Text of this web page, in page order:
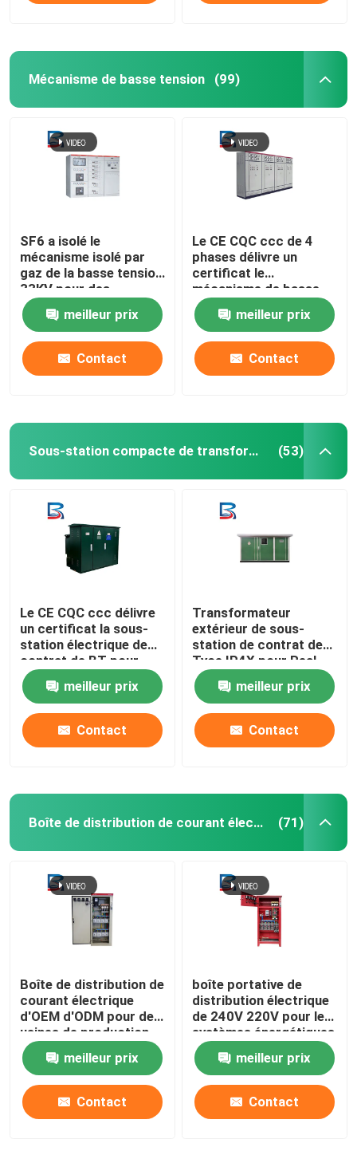
Mécanisme de basse tension (99)
SF6 a isolé le
mécanisme isolé par
gaz de la basse tension
33KV pour des
systèmes de
distributionmeilleur prix
Contact
Le CE CQC ccc de 4
phases délivre un
certificat le
mécanisme de basse
tension de BT pour des
centres de traitement
des données
meilleur prix
Contact
Sous-station compacte de transformateur (53)
Le CE CQC ccc délivre
un certificat la sous-
station électrique de
contrat de BT pour
Real Estate
meilleur prix
Contact
Transformateur
extérieur de sous-
station de contrat de
Tyoe IP4X pour Real
Estate et des
bâtimentsmeilleur prix
Contact
Boîte de distribution de courant électrique (71)
Boîte de distribution de
courant électrique
d'OEM d'ODM pour des
usines de production
d'électricité
meilleur prix
Contact
boîte portative de
distribution électrique
de 240V 220V pour les
systèmes énergétiques
renouvelables
meilleur prix
Contact